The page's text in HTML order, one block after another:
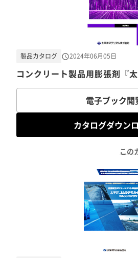
コンクリート製品用膨張剤『
製品カタログ 2024年06月05日
電子ブック閲
カタログダウン
この